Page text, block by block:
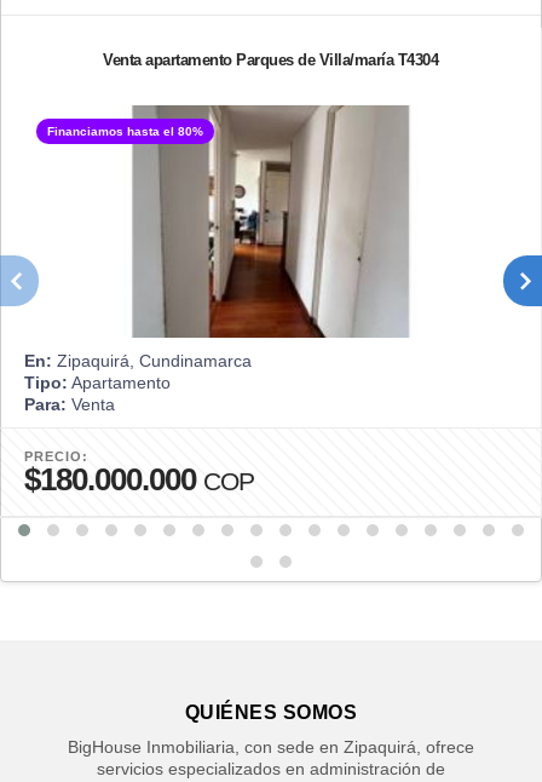
Venta apartamento Parques de Villa/maría T4304
Financiamos hasta el 80%
En: Zipaquirá, Cundinamarca
Tipo: Apartamento
Para: Venta
PRECIO:
$180.000.000 COP
QUIÉNES SOMOS
BigHouse Inmobiliaria, con sede en Zipaquirá, ofrece
servicios especializados en administración de